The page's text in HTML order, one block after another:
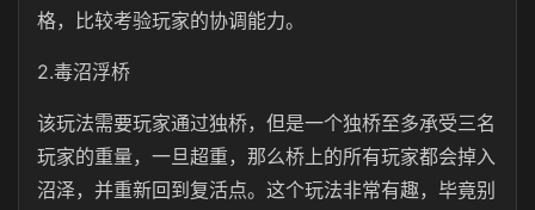
格，比较考验玩家的协调能力。
2.毒沼浮桥
该玩法需要玩家通过独桥，但是一个独桥至多承受三名
玩家的重量，一旦超重，那么桥上的所有玩家都会掉入
沼泽，并重新回到复活点。这个玩法非常有趣，毕竟别